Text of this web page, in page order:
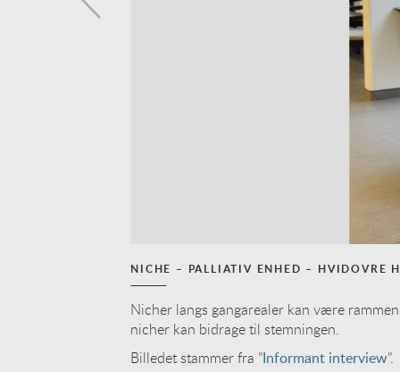
NICHE – PALLIATIV ENHED – HVIDOVRE
Nicher langs gangarealer kan være
nicher kan bidrage til stemningen.
Billedet stammer fra ”Informant interview”.